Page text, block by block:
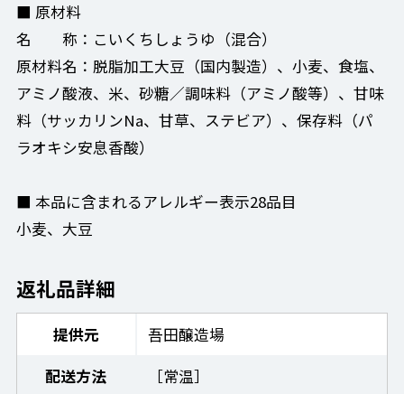
■ 原材料
名 称：こいくちしょうゆ（混合）
原材料名：脱脂加工大豆（国内製造）、小麦、食塩、
アミノ酸液、米、砂糖／調味料（アミノ酸等）、甘味
料（サッカリンNa、甘草、ステビア）、保存料（パ
ラオキシ安息香酸）
■ 本品に含まれるアレルギー表示28品目
小麦、大豆
返礼品詳細
提供元
吾田醸造場
配送方法
［常温］